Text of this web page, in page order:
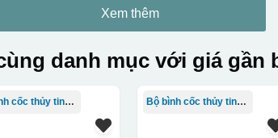
Xem thêm
danh mục với giá gần
Bộ bình cốc thủy tinh TQ Bộ bình cốc thủy tinh TQ